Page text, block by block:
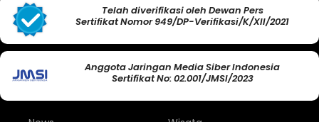
Telah diverifikasi oleh Dewan Pers
Sertifikat Nomor 949/DP-Verifikasi/K/XII/2021
Anggota Jaringan Media Siber Indonesia
Sertifikat No: 02.001/JMSI/2023